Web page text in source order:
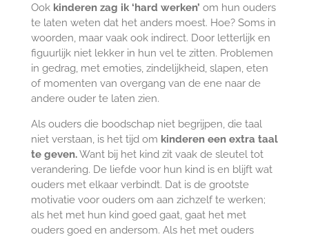
Ook kinderen zag ik ‘hard werken’ om hun ouders
te laten weten dat het anders moest. Hoe? Soms in
woorden, maar vaak ook indirect. Door letterlijk en
figuurlijk niet lekker in hun vel te zitten. Problemen
in gedrag, met emoties, zindelijkheid, slapen, eten
of momenten van overgang van de ene naar de
andere ouder te laten zien.
Als ouders die boodschap niet begrijpen, die taal
niet verstaan, is het tijd om kinderen een extra taal
te geven.Want bij het kind zit vaak de sleutel tot
verandering. De liefde voor hun kind is en blijft wat
ouders met elkaar verbindt. Dat is de grootste
motivatie voor ouders om aan zichzelf te werken;
als het met hun kind goed gaat, gaat het met
ouders goed en andersom. Als het met ouders